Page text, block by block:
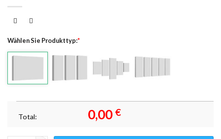
Wählen Sie Produkttyp:*
Total: 0,00 €